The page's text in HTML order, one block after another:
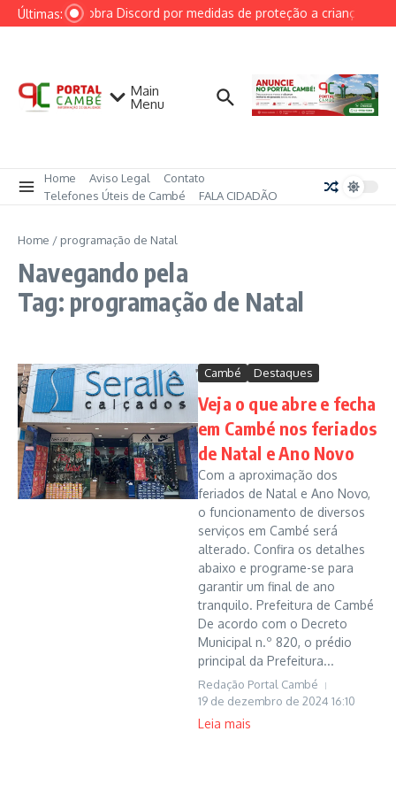
Ir para o conteúdo
Últimas:AGU cobra Discord por medidas de proteção a crianças
Main
Menu
Home Aviso Legal
Contato
Telefones Úteis de Cambé
FALA CIDADÃO
Home / programação de Natal
Navegando pela
Tag: programação de Natal
Cambé Destaques
Veja o que abre e fecha
em Cambé nos feriados
de Natal e Ano Novo
Com a aproximação dos
feriados de Natal e Ano Novo,
o funcionamento de diversos
serviços em Cambé será
alterado. Confira os detalhes
abaixo e programe-se para
garantir um final de ano
tranquilo. Prefeitura de Cambé
De acordo com o Decreto
Municipal n.º 820, o prédio
principal da Prefeitura...
Redação Portal Cambé
19 de dezembro de 2024 16:10
Leia mais